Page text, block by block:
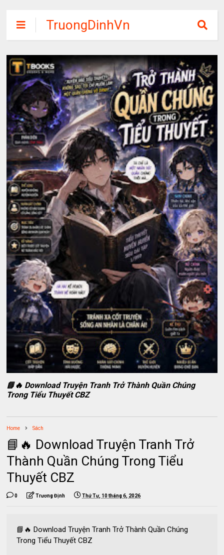
TruongDinhVn
Chia sẽ ebook,
các khóa học,
phần mềm học
tập miễn phí
📘🔥 Download Truyện Tranh Trở Thành Quần Chúng
Trong Tiểu Thuyết CBZ
Home Sách
📘🔥 Download Truyện Tranh Trở
Thành Quần Chúng Trong Tiểu
Thuyết CBZ
0 Trương Định Thứ Tư, 10 tháng 6, 2026
📘🔥 Download Truyện Tranh Trở Thành Quần Chúng
Trong Tiểu Thuyết CBZ